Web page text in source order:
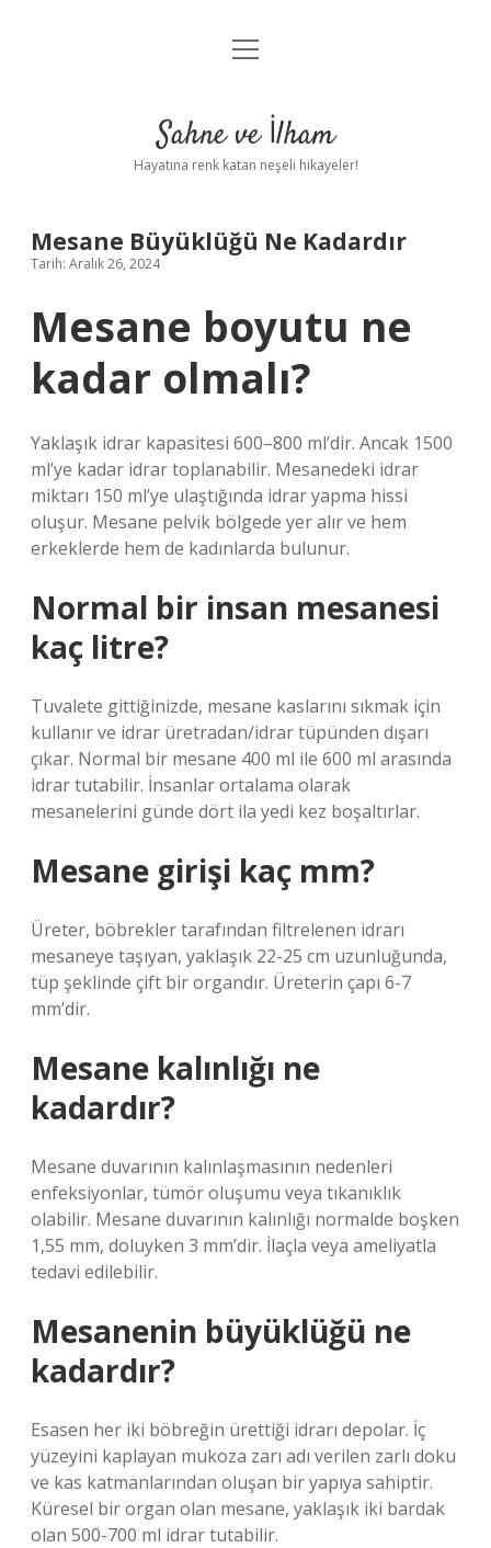
Anasayfa
Yasal Uyarı
menüyü
Sahne ve İlham
Hayatına renk katan neşeli hikayeler!
Mesane Büyüklüğü Ne Kadardır
Tarih: Aralık 26, 2024
Mesane boyutu ne
kadar olmalı?
Yaklaşık idrar kapasitesi 600–800 ml’dir. Ancak 1500
ml’ye kadar idrar toplanabilir. Mesanedeki idrar
miktarı 150 ml’ye ulaştığında idrar yapma hissi
oluşur. Mesane pelvik bölgede yer alır ve hem
erkeklerde hem de kadınlarda bulunur.
Normal bir insan mesanesi
kaç litre?
Tuvalete gittiğinizde, mesane kaslarını sıkmak için
kullanır ve idrar üretradan/idrar tüpünden dışarı
çıkar. Normal bir mesane 400 ml ile 600 ml arasında
idrar tutabilir. İnsanlar ortalama olarak
mesanelerini günde dört ila yedi kez boşaltırlar.
Mesane girişi kaç mm?
Üreter, böbrekler tarafından filtrelenen idrarı
mesaneye taşıyan, yaklaşık 22-25 cm uzunluğunda,
tüp şeklinde çift bir organdır. Üreterin çapı 6-7
mm’dir.
Mesane kalınlığı ne
kadardır?
Mesane duvarının kalınlaşmasının nedenleri
enfeksiyonlar, tümör oluşumu veya tıkanıklık
olabilir. Mesane duvarının kalınlığı normalde boşken
1,55 mm, doluyken 3 mm’dir. İlaçla veya ameliyatla
tedavi edilebilir.
Mesanenin büyüklüğü ne
kadardır?
Esasen her iki böbreğin ürettiği idrarı depolar. İç
yüzeyini kaplayan mukoza zarı adı verilen zarlı doku
ve kas katmanlarından oluşan bir yapıya sahiptir.
Küresel bir organ olan mesane, yaklaşık iki bardak
olan 500-700 ml idrar tutabilir.